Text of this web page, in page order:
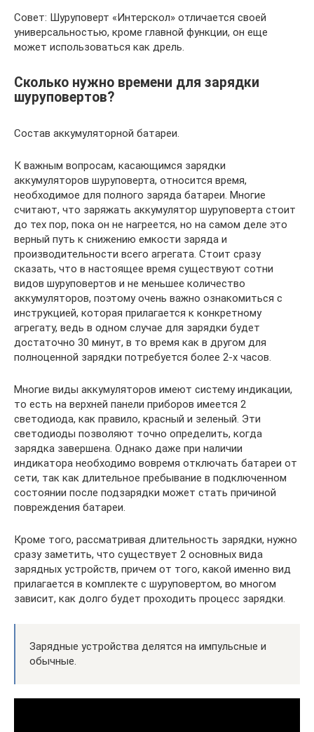
Совет: Шуруповерт «Интерскол» отличается своей
универсальностью, кроме главной функции, он еще
может использоваться как дрель.
Сколько нужно времени для зарядки
шуруповертов?
Состав аккумуляторной батареи.
К важным вопросам, касающимся зарядки
аккумуляторов шуруповерта, относится время,
необходимое для полного заряда батареи. Многие
считают, что заряжать аккумулятор шуруповерта стоит
до тех пор, пока он не нагреется, но на самом деле это
верный путь к снижению емкости заряда и
производительности всего агрегата. Стоит сразу
сказать, что в настоящее время существуют сотни
видов шуруповертов и не меньшее количество
аккумуляторов, поэтому очень важно ознакомиться с
инструкцией, которая прилагается к конкретному
агрегату, ведь в одном случае для зарядки будет
достаточно 30 минут, в то время как в другом для
полноценной зарядки потребуется более 2-х часов.
Многие виды аккумуляторов имеют систему индикации,
то есть на верхней панели приборов имеется 2
светодиода, как правило, красный и зеленый. Эти
светодиоды позволяют точно определить, когда
зарядка завершена. Однако даже при наличии
индикатора необходимо вовремя отключать батареи от
сети, так как длительное пребывание в подключенном
состоянии после подзарядки может стать причиной
повреждения батареи.
Кроме того, рассматривая длительность зарядки, нужно
сразу заметить, что существует 2 основных вида
зарядных устройств, причем от того, какой именно вид
прилагается в комплекте с шуруповертом, во многом
зависит, как долго будет проходить процесс зарядки.
Зарядные устройства делятся на импульсные и
обычные.